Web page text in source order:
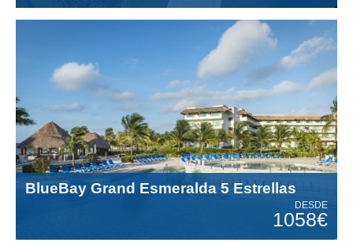
BlueBay Grand Esmeralda 5 Estrellas
DESDE
1058€